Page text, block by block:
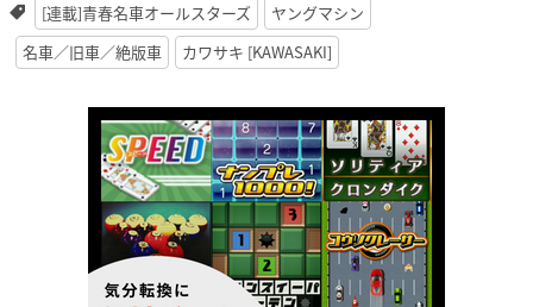
[連載]青春名車オールスターズ
ヤングマシン
名車／旧車／絶版車
カワサキ [KAWASAKI]